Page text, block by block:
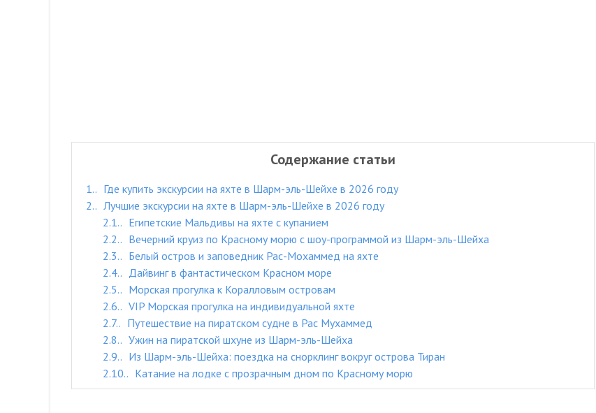
Содержание статьи
1.
Где купить экскурсии на яхте в Шарм-эль-Шейхе в 2026 году
2.
Лучшие экскурсии на яхте в Шарм-эль-Шейхе в 2026 году
2.1.
Египетские Мальдивы на яхте с купанием
2.2.
Вечерний круиз по Красному морю с шоу-программой из Шарм-эль-Шейха
2.3.
Белый остров и заповедник Рас-Мохаммед на яхте
2.4.
Дайвинг в фантастическом Красном море
2.5.
Морская прогулка к Коралловым островам
2.6.
VIP Морская прогулка на индивидуальной яхте
2.7.
Путешествие на пиратском судне в Рас Мухаммед
2.8.
Ужин на пиратской шхуне из Шарм-эль-Шейха
2.9.
Из Шарм-эль-Шейха: поездка на снорклинг вокруг острова Тиран
2.10.
Катание на лодке с прозрачным дном по Красному морю